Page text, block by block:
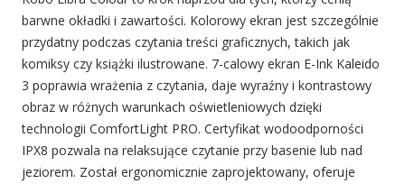
barwne okładki i zawartości. Kolorowy ekran jest szczególnie
przydatny podczas czytania treści graficznych, takich jak
komiksy czy książki ilustrowane. 7-calowy ekran E-Ink Kaleido
3 poprawia wrażenia z czytania, daje wyraźny i kontrastowy
obraz w różnych warunkach oświetleniowych dzięki
technologii ComfortLight PRO. Certyfikat wodoodporności
IPX8 pozwala na relaksujące czytanie przy basenie lub nad
jeziorem. Został ergonomicznie zaprojektowany, oferuje